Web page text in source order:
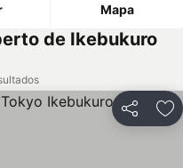
Mapa
de Ikebukuro
Partilhar